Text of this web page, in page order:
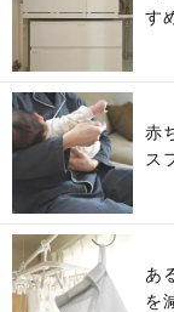
す
赤
ス
あ
を